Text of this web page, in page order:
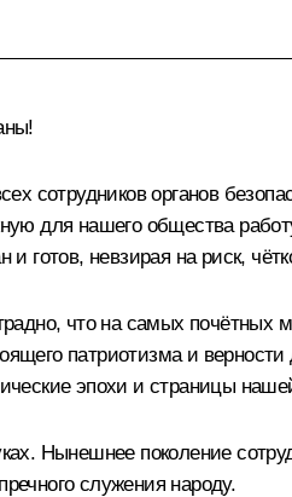
сотрудников органов
для нашего общества
и готов, невзирая на риск,
что на самых
патриотизма и
эпохи и страницы
Нынешнее поколение
служения народу.